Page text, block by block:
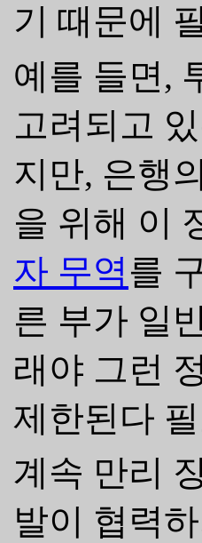
기 때문에
예를 들면,
고려되고
지만, 은행
을 위해 이
자 무역 를
른 부가 일
래야 그런
제한된다
계속 만리
발이 협력